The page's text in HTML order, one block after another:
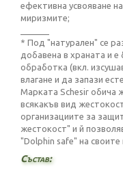
ефективна усвояване
миризмите;
* Под "натурален" се
добавена в храната и
обработка (вкл.
влагане и да запази
Марката Schesir обича
всякакъв вид
организациите за
жестокост" и й
"Dolphin safe" на своите
Състав: